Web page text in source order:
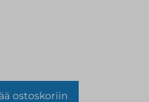
ostoskoriin